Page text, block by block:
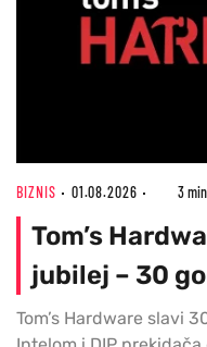
BIZNIS 01.08.2026 3 min
Tom’s
jubilej – 30
Tom’s Hardware slavi